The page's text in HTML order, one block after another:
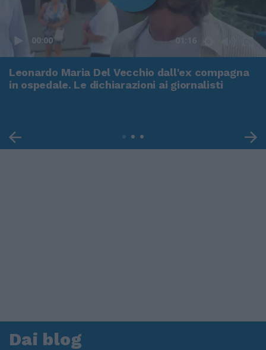
00:00 01:16
Leonardo Maria Del Vecchio dall'ex compagna
in ospedale. Le dichiarazioni ai giornalisti
Dai blog